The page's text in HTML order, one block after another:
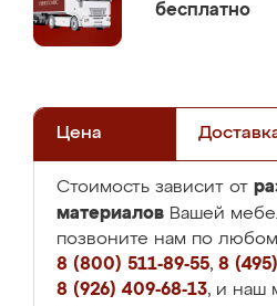
бесплатно
Цена
Стоимость зависит от
материалов Вашей
позвоните нам по
8 (800) 511-89-55, 8
8 (926) 409-68-13, и наш